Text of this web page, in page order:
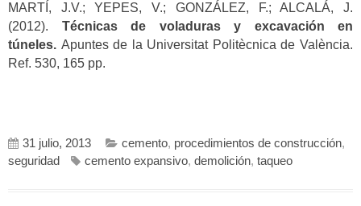
MARTÍ, J.V.; YEPES, V.; GONZÁLEZ, F.; ALCALÁ, J.
(2012). Técnicas de voladuras y excavación en
túneles. Apuntes de la Universitat Politècnica de València.
Ref. 530, 165 pp.
31 julio, 2013 cemento, procedimientos de construcción,
seguridad
cemento expansivo, demolición, taqueo